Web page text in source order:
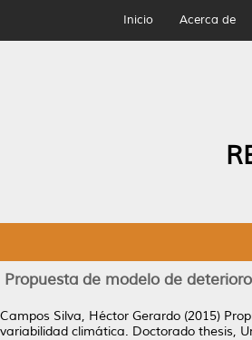
Inicio Acerca de
Propuesta de modelo de
Campos Silva, Héctor Gerardo (2015)
variabilidad climática. Doctorado thesis,